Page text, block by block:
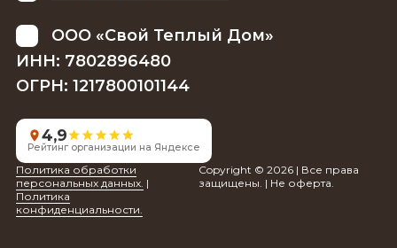
ООО «Свой Теплый Дом»
ИНН: 7802896480
ОГРН: 1217800101144
4,9
Рейтинг организации на Яндексе
Copyright © 2026 | Все права
защищены. | Не оферта.
Политика обработки
персональных данных. |
Политика
конфиденциальности.